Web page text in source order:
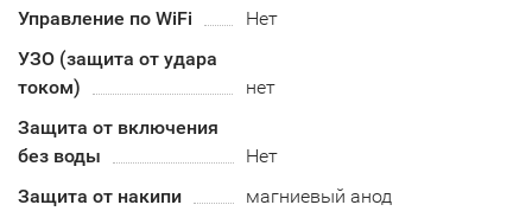
Управление по WiFi
Нет
УЗО (защита от удара
током)
нет
Защита от включения
без воды
Нет
Защита от накипи
магниевый анод